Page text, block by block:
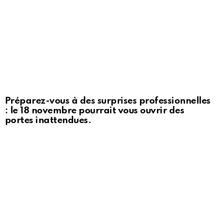
Préparez-vous à des surprises professionnelles
: le 18 novembre pourrait vous ouvrir des
portes inattendues.